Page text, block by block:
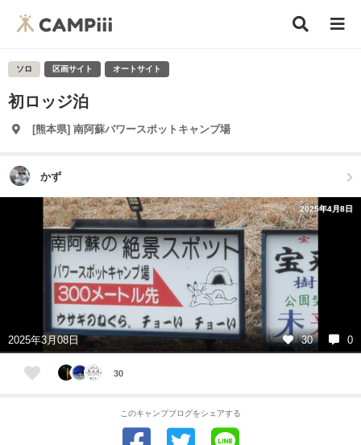
ソロ 区画サイト オートサイト
初ロッジ泊
[熊本県] 南阿蘇パワースポットキャンプ場
かず
2025年4月8日
2025年3月08日 30 0
30
このキャンプブログをシェアする